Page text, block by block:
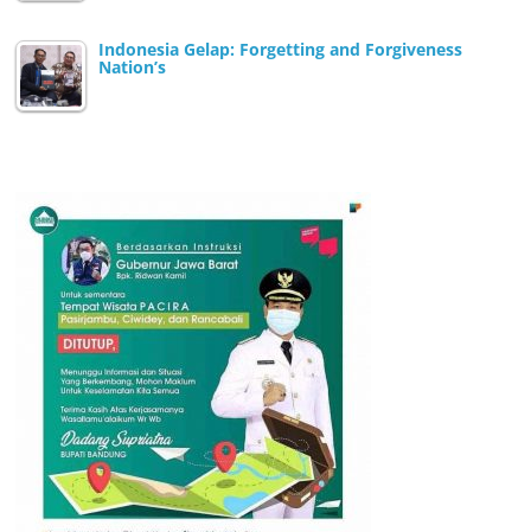
Indonesia Gelap: Forgetting and Forgiveness
Nation’s